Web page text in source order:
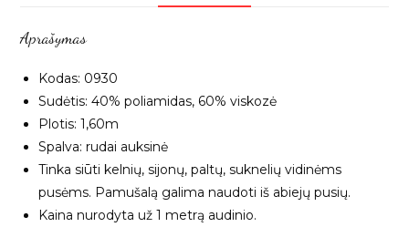
Aprašymas
Kodas: 0930
Sudėtis: 40% poliamidas, 60% viskozė
Plotis: 1,60m
Spalva: rudai auksinė
Tinka siūti kelnių, sijonų, paltų, suknelių vidinėms
pusėms. Pamušalą galima naudoti iš abiejų pusių.
Kaina nurodyta už 1 metrą audinio.